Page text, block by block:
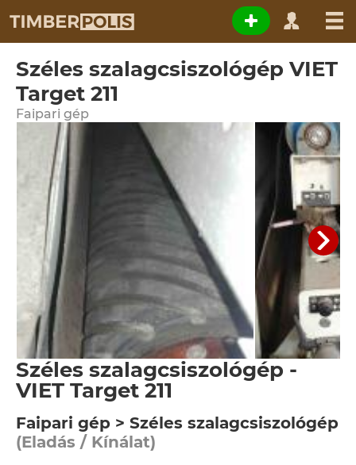
Széles szalagcsiszológép VIET
Target 211
Faipari gép
Széles szalagcsiszológép -
VIET Target 211
Faipari gép > Széles szalagcsiszológép
(Eladás / Kínálat)